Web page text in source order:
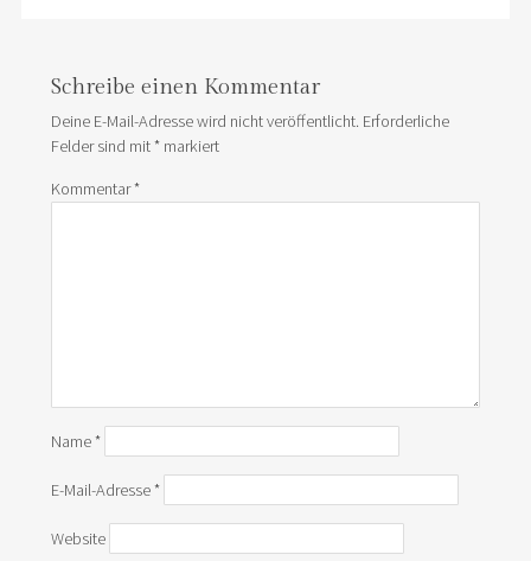
Schreibe einen Kommentar
Deine E-Mail-Adresse wird nicht veröffentlicht. Erforderliche
Felder sind mit*markiert
Kommentar*
Name*
E-Mail-Adresse*
Website